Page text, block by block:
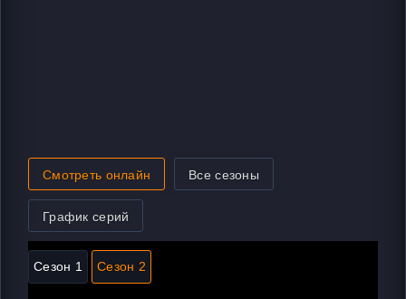
Смотреть онлайн Все сезоны
График серий
Сезон 1 Сезон 2